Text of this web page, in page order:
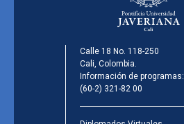
Calle 18 No. 118-250
Cali, Colombia.
Información de programas:
(60-2) 321-82 00